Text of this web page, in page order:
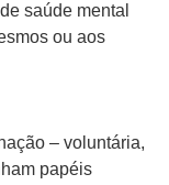
saúde mental
ou aos
– voluntária,
papéis